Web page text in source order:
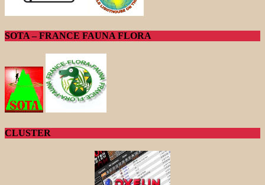
SOTA – FRANCE FAUNA FLORA
CLUSTER